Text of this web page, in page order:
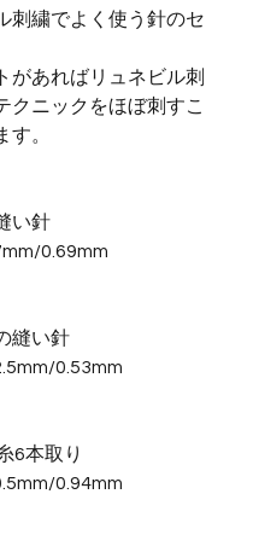
刺繍でよく使う針のセ
があればリュネビル刺
クニックをほぼ刺すこ
す。
い針
0.69mm
縫い針
0.53mm
6本取り
0.94mm